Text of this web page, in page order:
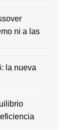
ni a las
la nueva